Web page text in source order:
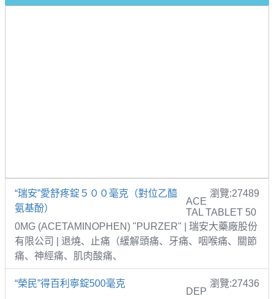
“瑞安”愛舒疼錠５００毫克（對位乙醯
氨基酚）
瀏覽:27489
ACE
TAL TABLET 50
0MG (ACETAMINOPHEN) "PURZER" | 瑞安大藥廠股份
有限公司 | 退燒、止痛（緩解頭痛、牙痛、咽喉痛、關節
痛、神經痛、肌肉酸痛、
“榮民”得百利寧錠500毫克 瀏覽:27436
DEP